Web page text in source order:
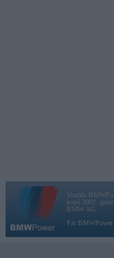
Vortāls
kopš 2002.
BMW AG.
Par BMWPower